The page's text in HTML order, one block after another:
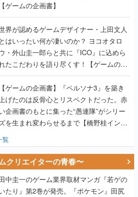
【ゲームの企画書】
界が認めるゲームデザイナー・上田文人
とはいったい何が凄いのか？ ヨコオタロ
・外山圭一郎らと共に『ICO』に込めら
たこだわりを語り尽くす！【ゲームの企
書】
【ゲームの企画書】『ペルソナ3』を築き
げたのは反骨心とリスペクトだった。赤
企画書のもとに集った“愚連隊”がシリー
を生まれ変わらせるまで【橋野桂インタ
ビュー】
覧
クリエイターの青春〜
中圭一のゲーム業界取材マンガ『若ゲの
たり』第2巻が発売。『ポケモン』田尻